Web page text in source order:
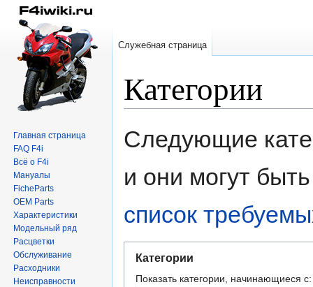
Категории
ккСледующие
и они могут
список
Категории
Показать категории, начинающиеся с:
Служебная страница
Главная страница
FAQ F4i
Всё о F4i
Мануалы
FicheParts
OEM Parts
Характеристики
Модельный ряд
Расцветки
Обслуживание
Расходники
Неисправности